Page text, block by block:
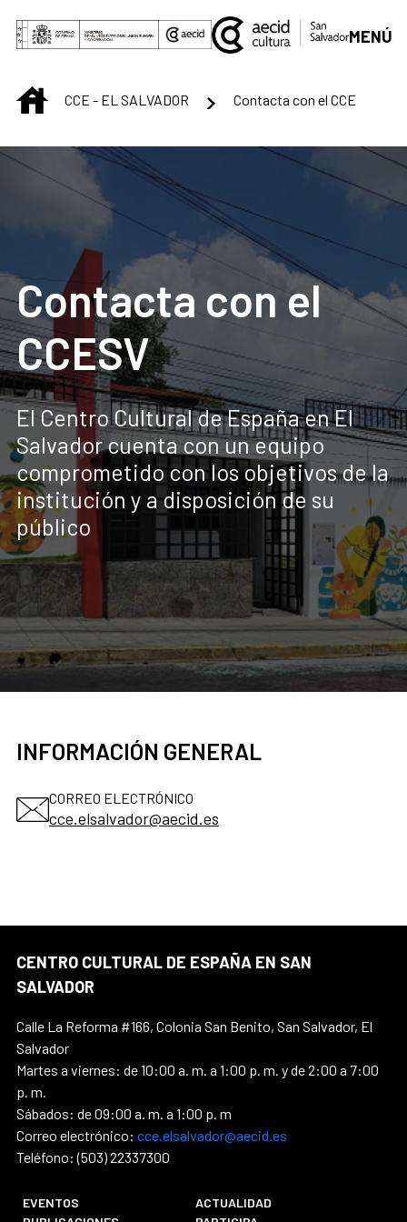
Saltar al contenido principal
MENÚ
INICIOCCE - EL SALVADOR Contacta con el CCE
Contacta con el
CCESV
El Centro Cultural de España en El
Salvador cuenta con un equipo
comprometido con los objetivos de la
institución y a disposición de su
público
INFORMACIÓN GENERAL
CORREO ELECTRÓNICO
cce.elsalvador@aecid.es
CENTRO CULTURAL DE ESPAÑA EN SAN
SALVADOR
Calle La Reforma #166, Colonia San Benito, San Salvador, El
Salvador
Martes a viernes: de 10:00 a. m. a 1:00 p. m. y de 2:00 a 7:00
p. m.
Sábados: de 09:00 a. m. a 1:00 p. m
Correo electrónico: cce.elsalvador@aecid.es
Teléfono: (503) 22337300
EVENTOS
ACTUALIDAD